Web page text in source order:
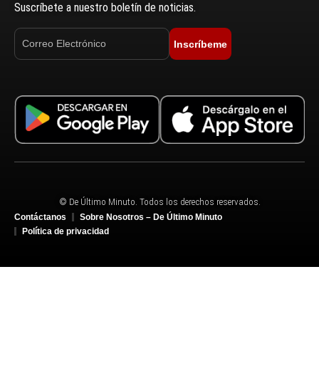
Suscríbete a nuestro boletín de noticias.
Inscríbeme
© De Último Minuto. Todos los derechos reservados.
Contáctanos
Sobre Nosotros – De Último Minuto
Política de privacidad